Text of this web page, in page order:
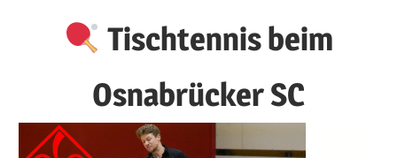
Tischtennis beim
Osnabrücker SC